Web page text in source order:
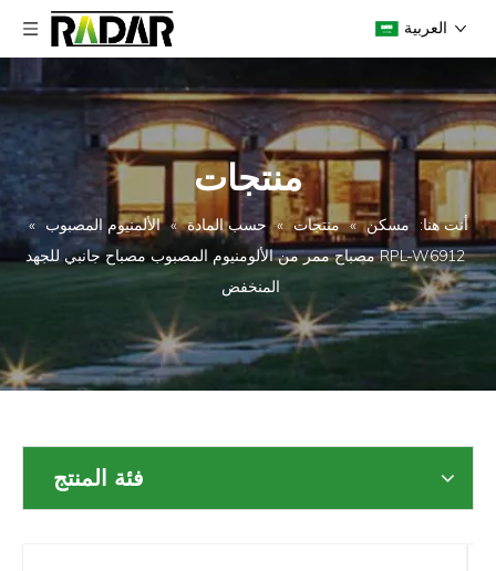
العربية
منتجات
أنت هنا: مسكن » منتجات » حسب المادة » الألمنيوم المصبوب »
RPL-W6912 مصباح ممر من الألومنيوم المصبوب مصباح جانبي للجهد
المنخفض
فئة المنتج